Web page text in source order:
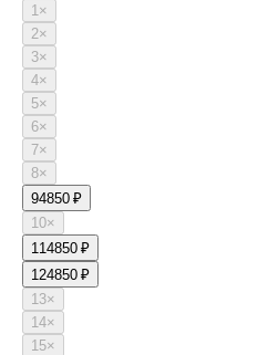
1×
2×
3×
4×
5×
6×
7×
8×
94850 ₽
10×
114850 ₽
124850 ₽
13×
14×
15×